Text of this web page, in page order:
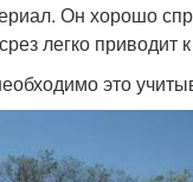
Он хорошо
легко приводит
это